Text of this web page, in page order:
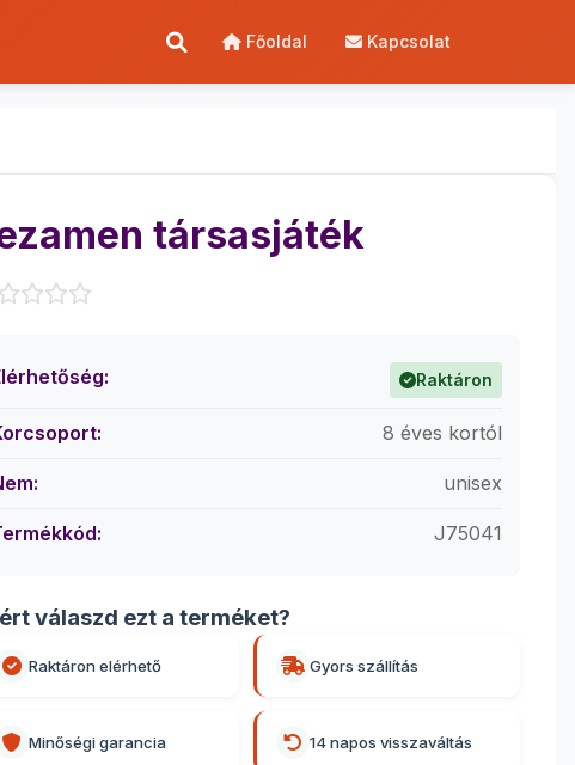
Főoldal Kapcsolat
társasjáték
Raktáron
8 éves kortól
unisex
J75041
válaszd ezt a terméket?
Raktáron elérhető Gyors szállítás
Minőségi garancia 14 napos visszaváltás